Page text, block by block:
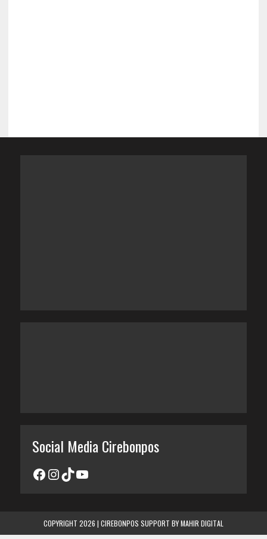
Social Media Cirebonpos
COPYRIGHT 2026 | CIREBONPOS SUPPORT BYMAHIR DIGITAL